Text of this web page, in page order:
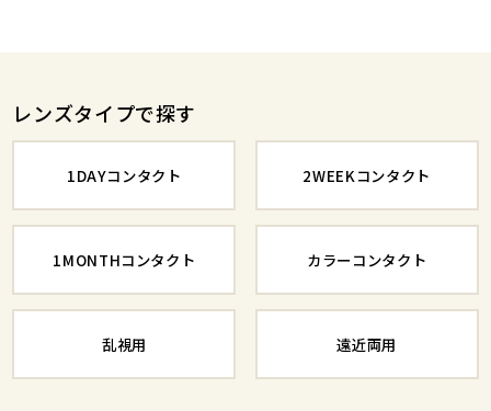
レンズタイプで探す
1DAYコンタクト 2WEEKコンタクト
1MONTHコンタクト カラーコンタクト
乱視用 遠近両用